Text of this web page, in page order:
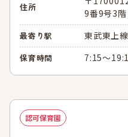
住所
9番9号3階
最寄り駅 東武東上
保育時間 7:15～
認可保育園